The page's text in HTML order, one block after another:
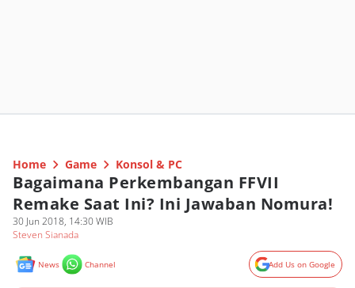
Home Game Konsol & PC
Bagaimana Perkembangan FFVII
Remake Saat Ini? Ini Jawaban Nomura!
30 Jun 2018, 14:30 WIB
Steven Sianada
News Channel Add Us on Google